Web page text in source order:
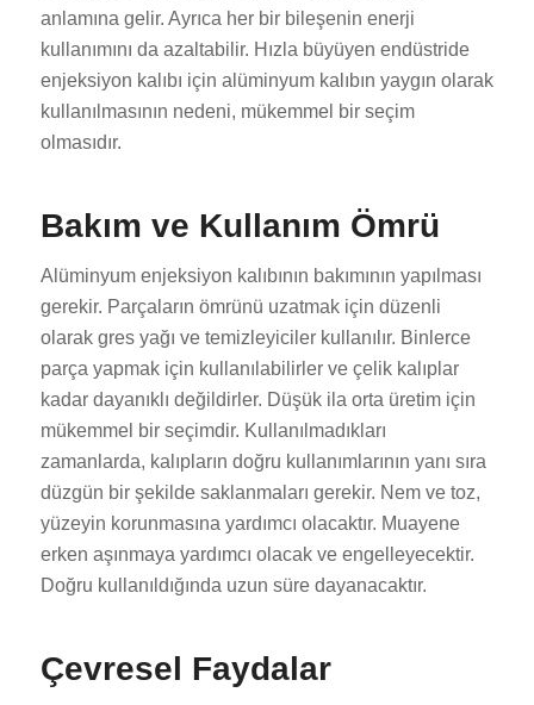
anlamına gelir. Ayrıca her bir bileşenin enerji
kullanımını da azaltabilir. Hızla büyüyen endüstride
enjeksiyon kalıbı için alüminyum kalıbın yaygın olarak
kullanılmasının nedeni, mükemmel bir seçim
olmasıdır.
Bakım ve Kullanım Ömrü
Alüminyum enjeksiyon kalıbının bakımının yapılması
gerekir. Parçaların ömrünü uzatmak için düzenli
olarak gres yağı ve temizleyiciler kullanılır. Binlerce
parça yapmak için kullanılabilirler ve çelik kalıplar
kadar dayanıklı değildirler. Düşük ila orta üretim için
mükemmel bir seçimdir. Kullanılmadıkları
zamanlarda, kalıpların doğru kullanımlarının yanı sıra
düzgün bir şekilde saklanmaları gerekir. Nem ve toz,
yüzeyin korunmasına yardımcı olacaktır. Muayene
erken aşınmaya yardımcı olacak ve engelleyecektir.
Doğru kullanıldığında uzun süre dayanacaktır.
Çevresel Faydalar